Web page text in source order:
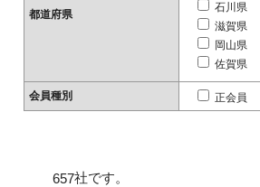
都道府県
石川県
滋賀県
岡山県
佐賀県
会員種別 正会員
657社です。